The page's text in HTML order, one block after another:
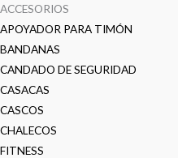
ACCESORIOS
APOYADOR PARA TIMÓN
BANDANAS
CANDADO DE SEGURIDAD
CASACAS
CASCOS
CHALECOS
FITNESS